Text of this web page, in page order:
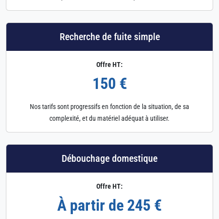
Recherche de fuite simple
Offre HT:
150 €
Nos tarifs sont progressifs en fonction de la situation, de sa
complexité, et du matériel adéquat à utiliser.
Débouchage domestique
Offre HT:
À partir de 245 €